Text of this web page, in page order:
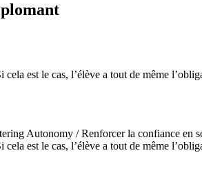
est le cas, l’élève a tout de même
Autonomy / Renforcer la confiance en
est le cas, l’élève a tout de même